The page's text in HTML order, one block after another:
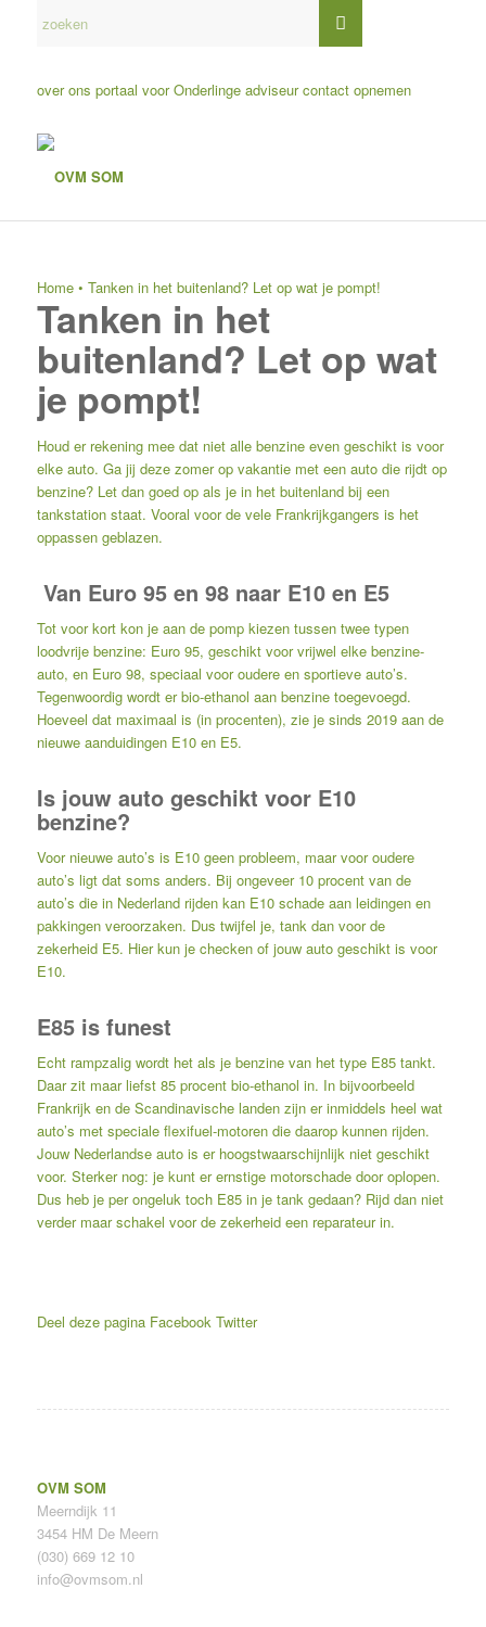
over ons portaal voor Onderlinge adviseur contact opnemen
Home• Tanken in het buitenland? Let op wat je pompt!
Tanken in het
buitenland? Let op wat
je pompt!
Houd er rekening mee dat niet alle benzine even geschikt is voor
elke auto. Ga jij deze zomer op vakantie met een auto die rijdt op
benzine? Let dan goed op als je in het buitenland bij een
tankstation staat. Vooral voor de vele Frankrijkgangers is het
oppassen geblazen.
Van Euro 95 en 98 naar E10 en E5
Tot voor kort kon je aan de pomp kiezen tussen twee typen
loodvrije benzine: Euro 95, geschikt voor vrijwel elke benzine-
auto, en Euro 98, speciaal voor oudere en sportieve auto’s.
Tegenwoordig wordt er bio-ethanol aan benzine toegevoegd.
Hoeveel dat maximaal is (in procenten), zie je sinds 2019 aan de
nieuwe aanduidingen E10 en E5.
Is jouw auto geschikt voor E10
benzine?
Voor nieuwe auto’s is E10 geen probleem, maar voor oudere
auto’s ligt dat soms anders. Bij ongeveer 10 procent van de
auto’s die in Nederland rijden kan E10 schade aan leidingen en
pakkingen veroorzaken. Dus twijfel je, tank dan voor de
zekerheid E5. Hierkun je checken of jouw auto geschikt is voor
E10.
E85 is funest
Echt rampzalig wordt het als je benzine van het type E85 tankt.
Daar zit maar liefst 85 procent bio-ethanol in. In bijvoorbeeld
Frankrijk en de Scandinavische landen zijn er inmiddels heel wat
auto’s met speciale flexifuel-motoren die daarop kunnen rijden.
Jouw Nederlandse auto is er hoogstwaarschijnlijk niet geschikt
voor. Sterker nog: je kunt er ernstige motorschade door oplopen.
Dus heb je per ongeluk toch E85 in je tank gedaan? Rijd dan niet
verder maar schakel voor de zekerheid een reparateur in.
Deel deze pagina Facebook Twitter
OVM SOM
Meerndijk 11
3454 HM De Meern
(030) 669 12 10
info@ovmsom.nl